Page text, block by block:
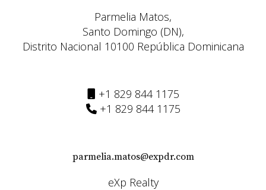
Parmelia Matos,
Santo Domingo (DN),
Distrito Nacional 10100 República Dominicana
+1 829 844 1175
+1 829 844 1175
parmelia.matos@expdr.com
eXp Realty